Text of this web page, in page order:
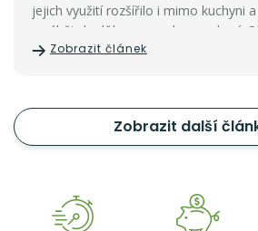
jejich využití rozšířilo i mimo kuchyni
vyrábět doplňky pro podporu zdraví.
skupin bioaktivních sloučenin –
Zobrazit článek
Zobrazit další